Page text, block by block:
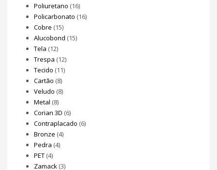
Poliuretano (16)
Policarbonato (16)
Cobre (15)
Alucobond (15)
Tela (12)
Trespa (12)
Tecido (11)
Cartão (8)
Veludo (8)
Metal (8)
Corian 3D (6)
Contraplacado (6)
Bronze (4)
Pedra (4)
PET (4)
Zamack (3)